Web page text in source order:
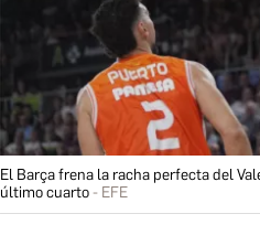
El Barça frena la racha perfecta del
último cuarto
EFE